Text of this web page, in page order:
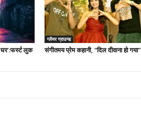
घर’:फर्स्ट लुक
ग्लैमर ग्राउन्ड
संगीतमय प्रेम कहानी, “दिल दीवाना हो गया”